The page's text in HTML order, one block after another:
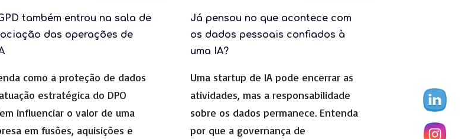
também entrou na sala de
das operações de
como a proteção de dados
estratégica do DPO
influenciar o valor de uma
em fusões, aquisições e
Já pensou no que acontece com
os dados pessoais confiados à
uma IA?
Uma startup de IA pode encerrar as
atividades, mas a responsabilidade
sobre os dados permanece. Entenda
por que a governança de